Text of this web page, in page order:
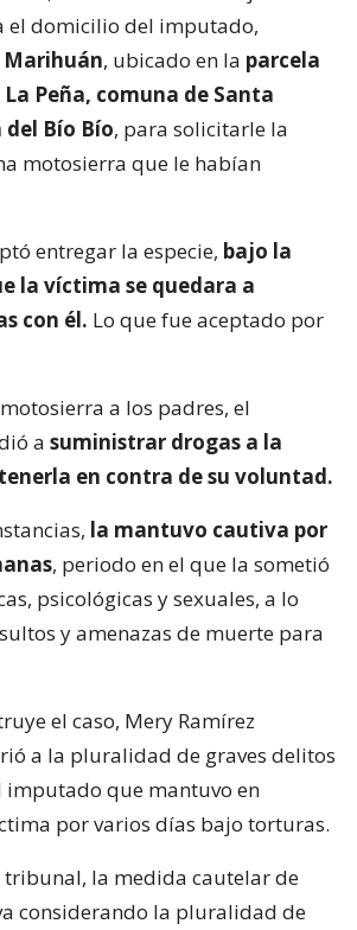
el domicilio del imputado,
Marihuán, ubicado en la parcela
Peña, comuna de Santa
Bío Bío, para solicitarle la
motosierra que le habían
entregar la especie, bajo la
la víctima se quedara a
con él. Lo que fue aceptado por
a los padres, el
a suministrar drogas a la
en contra de su voluntad.
la mantuvo cautiva por
, periodo en el que la sometió
psicológicas y sexuales, a lo
y amenazas de muerte para
el caso, Mery Ramírez
a la pluralidad de graves delitos
imputado que mantuvo en
por varios días bajo torturas.
tribunal, la medida cautelar de
considerando la pluralidad de